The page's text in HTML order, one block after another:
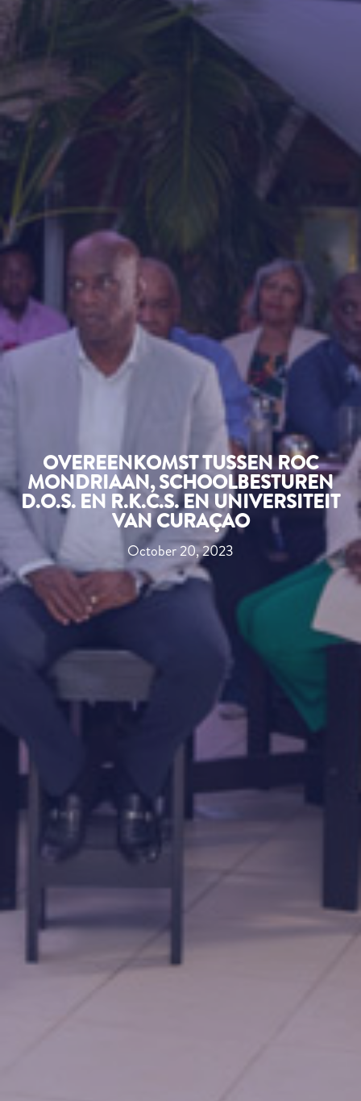
OVEREENKOMST TUSSEN ROC
MONDRIAAN, SCHOOLBESTUREN
D.O.S. EN R.K.C.S. EN UNIVERSITEIT
VAN CURAÇAO
October 20, 2023